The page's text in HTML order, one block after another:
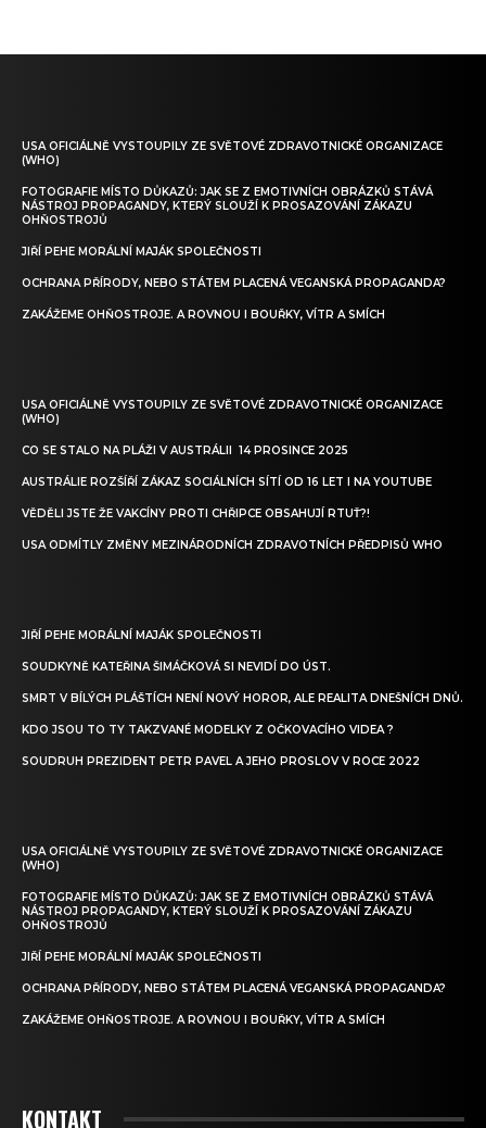
USA OFICIÁLNĚ VYSTOUPILY ZE SVĚTOVÉ ZDRAVOTNICKÉ ORGANIZACE
(WHO)
FOTOGRAFIE MÍSTO DŮKAZŮ: JAK SE Z EMOTIVNÍCH OBRÁZKŮ STÁVÁ
NÁSTROJ PROPAGANDY, KTERÝ SLOUŽÍ K PROSAZOVÁNÍ ZÁKAZU
OHŇOSTROJŮ
JIŘÍ PEHE MORÁLNÍ MAJÁK SPOLEČNOSTI
OCHRANA PŘÍRODY, NEBO STÁTEM PLACENÁ VEGANSKÁ PROPAGANDA?
ZAKÁŽEME OHŇOSTROJE. A ROVNOU I BOUŘKY, VÍTR A SMÍCH
USA OFICIÁLNĚ VYSTOUPILY ZE SVĚTOVÉ ZDRAVOTNICKÉ ORGANIZACE
(WHO)
CO SE STALO NA PLÁŽI V AUSTRÁLII 14 PROSINCE 2025
AUSTRÁLIE ROZŠÍŘÍ ZÁKAZ SOCIÁLNÍCH SÍTÍ OD 16 LET I NA YOUTUBE
VĚDĚLI JSTE ŽE VAKCÍNY PROTI CHŘIPCE OBSAHUJÍ RTUŤ?!
USA ODMÍTLY ZMĚNY MEZINÁRODNÍCH ZDRAVOTNÍCH PŘEDPISŮ WHO
JIŘÍ PEHE MORÁLNÍ MAJÁK SPOLEČNOSTI
SOUDKYNĚ KATEŘINA ŠIMÁČKOVÁ SI NEVIDÍ DO ÚST.
SMRT V BÍLÝCH PLÁŠTÍCH NENÍ NOVÝ HOROR, ALE REALITA DNEŠNÍCH DNŮ.
KDO JSOU TO TY TAKZVANÉ MODELKY Z OČKOVACÍHO VIDEA ?
SOUDRUH PREZIDENT PETR PAVEL A JEHO PROSLOV V ROCE 2022
USA OFICIÁLNĚ VYSTOUPILY ZE SVĚTOVÉ ZDRAVOTNICKÉ ORGANIZACE
(WHO)
FOTOGRAFIE MÍSTO DŮKAZŮ: JAK SE Z EMOTIVNÍCH OBRÁZKŮ STÁVÁ
NÁSTROJ PROPAGANDY, KTERÝ SLOUŽÍ K PROSAZOVÁNÍ ZÁKAZU
OHŇOSTROJŮ
JIŘÍ PEHE MORÁLNÍ MAJÁK SPOLEČNOSTI
OCHRANA PŘÍRODY, NEBO STÁTEM PLACENÁ VEGANSKÁ PROPAGANDA?
ZAKÁŽEME OHŇOSTROJE. A ROVNOU I BOUŘKY, VÍTR A SMÍCH
KONTAKT